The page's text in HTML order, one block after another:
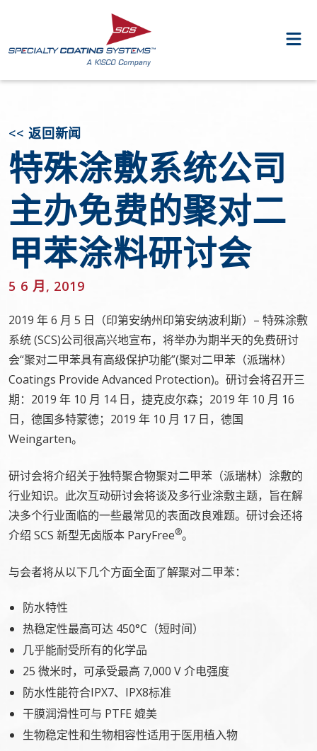
<< 返回新闻
特殊涂敷系统公司
主办免费的聚对二
甲苯涂料研讨会
5 6 月, 2019
2019 年 6 月 5 日（印第安纳州印第安纳波利斯）– 特殊涂敷
系统 (SCS)公司很高兴地宣布，将举办为期半天的免费研讨
会“聚对二甲苯具有高级保护功能”(聚对二甲苯（派瑞林）
Coatings Provide Advanced Protection)。研讨会将召开三
期：2019 年 10 月 14 日，捷克皮尔森；2019 年 10 月 16
日，德国多特蒙德；2019 年 10 月 17 日，德国
Weingarten。
研讨会将介绍关于独特聚合物聚对二甲苯（派瑞林）涂敷的
行业知识。此次互动研讨会将谈及多行业涂敷主题，旨在解
决多个行业面临的一些最常见的表面改良难题。研讨会还将
介绍 SCS 新型无卤版本 ParyFree®。
与会者将从以下几个方面全面了解聚对二甲苯：
防水特性
热稳定性最高可达 450°C（短时间）
几乎能耐受所有的化学品
25 微米时，可承受最高 7,000 V 介电强度
防水性能符合IPX7、IPX8标准
干膜润滑性可与 PTFE 媲美
生物稳定性和生物相容性适用于医用植入物